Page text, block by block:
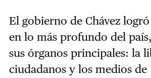
El gobierno de Chávez
en lo más profundo del
sus órganos principales: la
ciudadanos y los medios de